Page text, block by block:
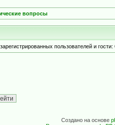
вопросы
пользователей и гости:
Создано на основе